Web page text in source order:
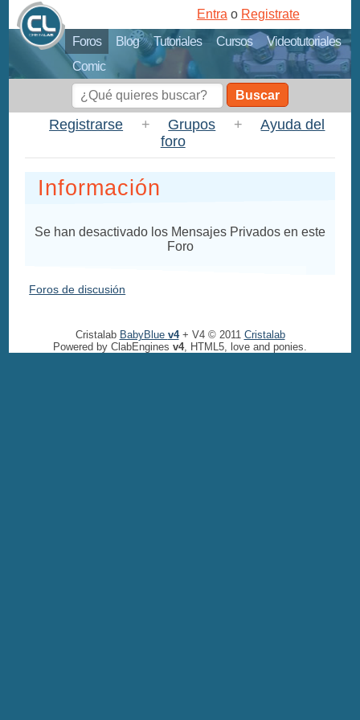
Foros Blog Tutoriales Cursos
Videotutoriales
Comic
Entra o Registrate
Buscar
Registrarse + Grupos +
Ayuda del
foro
Información
Se han desactivado los Mensajes Privados en este
Foro
Foros de discusión
Cristalab BabyBlue v4+ V4 © 2011 Cristalab
Powered by ClabEngines v4, HTML5, love and ponies.